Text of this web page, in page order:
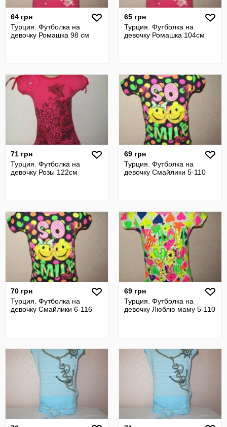
64 грн
Турция. Футболка на
девочку Ромашка 98 см
65 грн
Турция. Футболка на
девочку Ромашка 104см
71 грн
Турция. Футболка на
девочку Розы 122см
69 грн
Турция. Футболка на
девочку Смайлики 5-110
70 грн
Турция. Футболка на
девочку Смайлики 6-116
69 грн
Турция. Футболка на
девочку Люблю маму 5-110